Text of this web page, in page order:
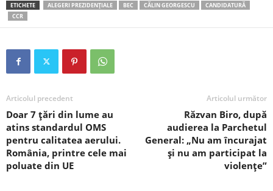
ETICHETE ALEGERI PREZIDENȚIALE BEC CĂLIN GEORGESCU
CANDIDATURĂ
CCR
Articolul precedent
Doar 7 țări din lume au
atins standardul OMS
pentru calitatea aerului.
România, printre cele mai
poluate din UE
Articolul următor
Răzvan Biro, după
audierea la Parchetul
General: „Nu am încurajat
și nu am participat la
violențe”